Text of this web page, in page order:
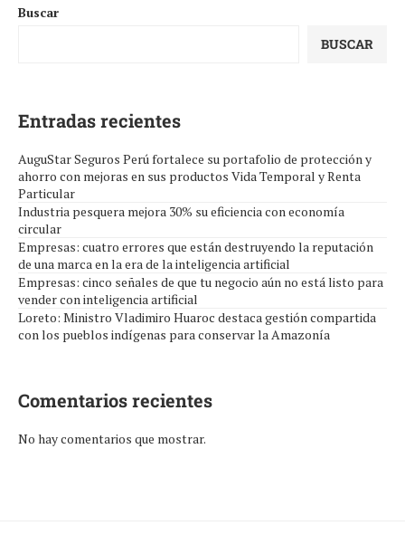
Buscar
BUSCAR
Entradas recientes
AuguStar Seguros Perú fortalece su portafolio de protección y
ahorro con mejoras en sus productos Vida Temporal y Renta
Particular
Industria pesquera mejora 30% su eficiencia con economía
circular
Empresas: cuatro errores que están destruyendo la reputación
de una marca en la era de la inteligencia artificial
Empresas: cinco señales de que tu negocio aún no está listo para
vender con inteligencia artificial
Loreto: Ministro Vladimiro Huaroc destaca gestión compartida
con los pueblos indígenas para conservar la Amazonía
Comentarios recientes
No hay comentarios que mostrar.